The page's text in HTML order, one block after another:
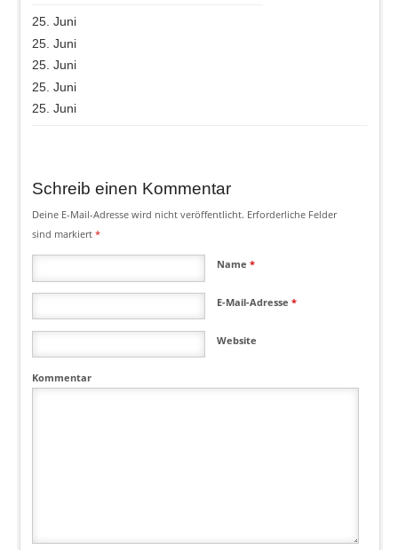
25. Juni
25. Juni
25. Juni
25. Juni
25. Juni
Schreib einen Kommentar
Deine E-Mail-Adresse wird nicht veröffentlicht. Erforderliche Felder
sind markiert *
Name*
E-Mail-Adresse*
Website
Kommentar